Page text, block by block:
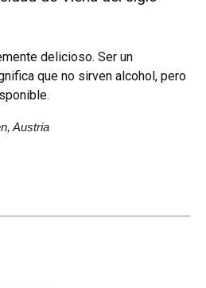
delicioso. Ser un
que no sirven alcohol, pero
Austria